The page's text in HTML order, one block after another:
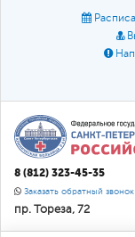
Цвет:
8 (812) 323-45-35
Заказать обратный звонок
пр. Тореза, 72